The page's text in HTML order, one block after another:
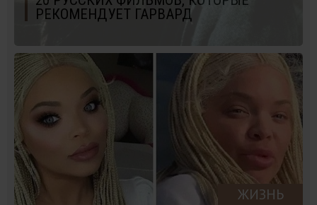
РЕКОМЕНДУЕТ ГАРВАРД
ЖИЗНЬ